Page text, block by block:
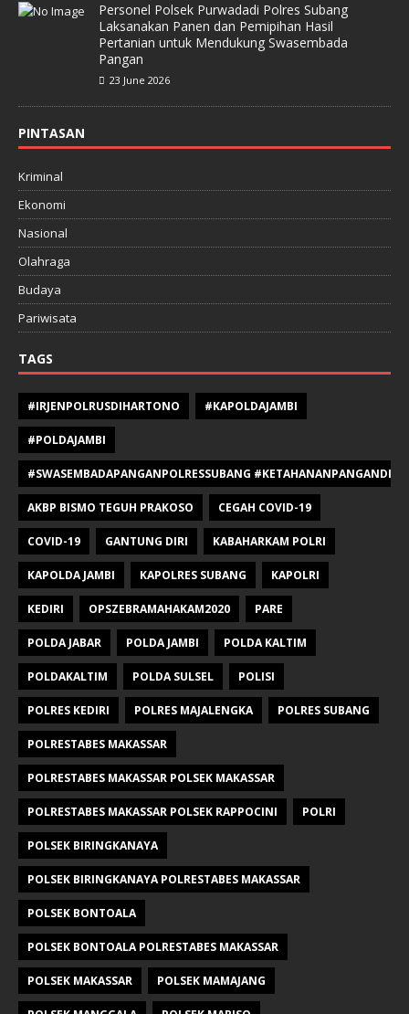
Personel Polsek Purwadadi Polres Subang
Laksanakan Panen dan Pemipihan Hasil
Pertanian untuk Mendukung Swasembada
Pangan
23 June 2026
PINTASAN
Kriminal
Ekonomi
Nasional
Olahraga
Budaya
Pariwisata
TAGS
#IRJENPOLRUSDIHARTONO #KAPOLDAJAMBI
#POLDAJAMBI
#SWASEMBADAPANGANPOLRESSUBANG
AKBP BISMO TEGUH PRAKOSO CEGAH COVID-19
COVID-19 GANTUNG DIRI KABAHARKAM POLRI
KAPOLDA JAMBI KAPOLRES SUBANG KAPOLRI
KEDIRI OPSZEBRAMAHAKAM2020 PARE
POLDA JABAR POLDA JAMBI POLDA KALTIM
POLDAKALTIM POLDA SULSEL POLISI
POLRES KEDIRI POLRES MAJALENGKA POLRES SUBANG
POLRESTABES MAKASSAR
POLRESTABES MAKASSAR POLSEK MAKASSAR
POLRESTABES MAKASSAR POLSEK RAPPOCINI POLRI
POLSEK BIRINGKANAYA
POLSEK BIRINGKANAYA POLRESTABES MAKASSAR
POLSEK BONTOALA
POLSEK BONTOALA POLRESTABES MAKASSAR
POLSEK MAKASSAR POLSEK MAMAJANG